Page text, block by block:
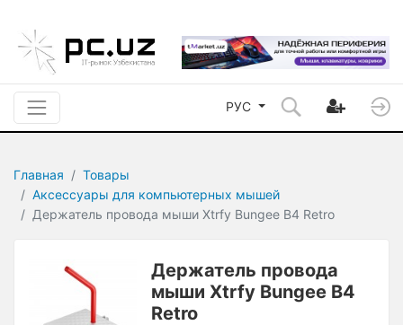
РУС
Главная
Товары
Аксессуары для компьютерных мышей
Держатель провода мыши Xtrfy Bungee B4 Retro
Держатель провода
мыши Xtrfy Bungee B4
Retro